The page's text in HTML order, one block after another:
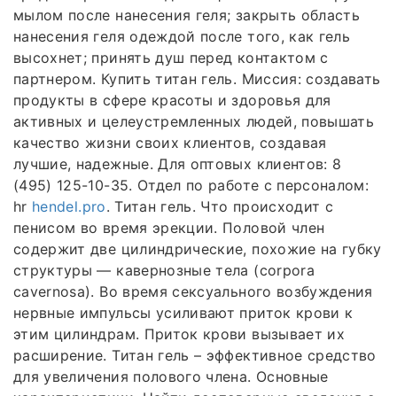
мылом после нанесения геля; закрыть область
нанесения геля одеждой после того, как гель
высохнет; принять душ перед контактом с
партнером. Купить титан гель. Миссия: создавать
продукты в сфере красоты и здоровья для
активных и целеустремленных людей, повышать
качество жизни своих клиентов, создавая
лучшие, надежные. Для оптовых клиентов: 8
(495) 125-10-35. Отдел по работе с персоналом:
hr hendel.pro. Титан гель. Что происходит с
пенисом во время эрекции. Половой член
содержит две цилиндрические, похожие на губку
структуры — кавернозные тела (corpora
cavernosa). Во время сексуального возбуждения
нервные импульсы усиливают приток крови к
этим цилиндрам. Приток крови вызывает их
расширение. Титан гель – эффективное средство
для увеличения полового члена. Основные